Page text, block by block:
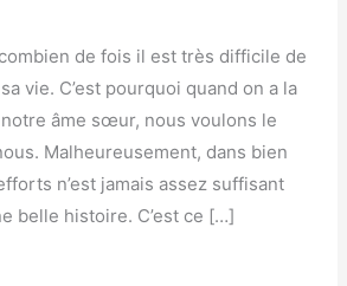
de fois il est très difficile de
vie. C’est pourquoi quand on a la
âme sœur, nous voulons le
Malheureusement, dans bien
n’est jamais assez suffisant
belle histoire. C’est ce […]